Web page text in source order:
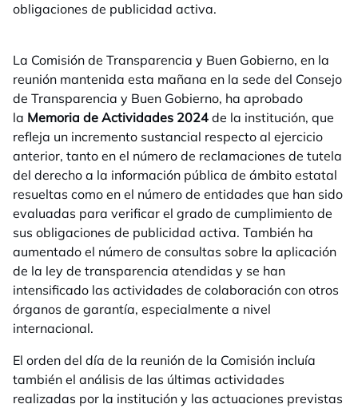
obligaciones de publicidad activa.
La Comisión de Transparencia y Buen Gobierno, en la
reunión mantenida esta mañana en la sede del Consejo
de Transparencia y Buen Gobierno, ha aprobado
la Memoria de Actividades 2024 de la institución, que
refleja un incremento sustancial respecto al ejercicio
anterior, tanto en el número de reclamaciones de tutela
del derecho a la información pública de ámbito estatal
resueltas como en el número de entidades que han sido
evaluadas para verificar el grado de cumplimiento de
sus obligaciones de publicidad activa. También ha
aumentado el número de consultas sobre la aplicación
de la ley de transparencia atendidas y se han
intensificado las actividades de colaboración con otros
órganos de garantía, especialmente a nivel
internacional.
El orden del día de la reunión de la Comisión incluía
también el análisis de las últimas actividades
realizadas por la institución y las actuaciones previstas